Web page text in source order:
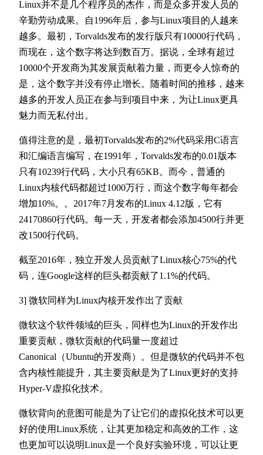
Linux并不是几个程序员的杰作，而是众多开发人员的
辛勤劳动成果。自1996年后，参与Linux项目的人越来
越多。最初，Torvalds发布的发行版只有10000行代码，
而现在，这个数字将达到数百万。据说，全球有超过
10000个开发商为其发展贡献着力量，而更令人惊奇的
是，这个数字并没有停止增长。随着时间的推移，越来
越多的开发人员正在参与到项目中来，为让Linux更具
魅力而无私付出。
值得注意的是，最初Torvalds发布的2%代码采用C语言
和汇编语言编写，在1991年，Torvalds发布的0.01版本
只有10239行代码，大小只有65KB。而今，普通的
Linux内核代码都超过1000万行，而这个数字每年都会
增加10%。。2017年7月发布的Linux 4.12版，它有
24170860行代码。每一天，开发者都会添加4500行并更
改1500行代码。
截至2016年，独立开发人员贡献了Linux核心75%的代
码，连Google这样的巨头都贡献了1.1%的代码。
3] 微软同样为Linux内核开发作出了贡献
微软这个软件领域的巨头，同样也为Linux的开发作出
重要贡献，微软贡献的代码量一度超过
Canonical（Ubuntu的开发商）。但是微软的代码并不包
含内核性能提升，其主要贡献是为了Linux更好的支持
Hyper-V虚拟化技术。
微软背向的意图可能是为了让它们的虚拟化技术可以更
好的使用Linux系统，让其更加稳定和高效的工作，这
也更加可以说明Linux是一个良好实验环境，可以让更